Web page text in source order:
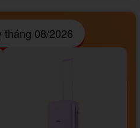
tháng 08/2026